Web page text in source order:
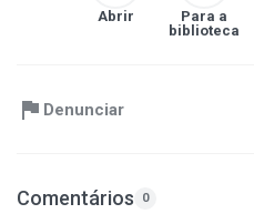
Abrir
Para a
biblioteca
Denunciar
Comentários 0